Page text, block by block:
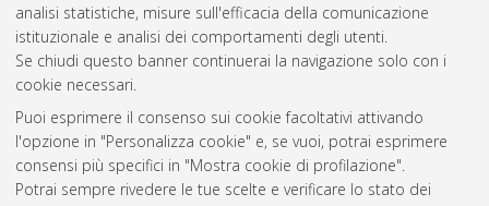
analisi statistiche, misure sull'efficacia della comunicazione
istituzionale e analisi dei comportamenti degli utenti.
Se chiudi questo banner continuerai la navigazione solo con i
cookie necessari.
Puoi esprimere il consenso sui cookie facoltativi attivando
l'opzione in "Personalizza cookie" e, se vuoi, potrai esprimere
consensi più specifici in "Mostra cookie di profilazione".
Potrai sempre rivedere le tue scelte e verificare lo stato dei
Questa lista e' stata generata ilFri Aug 7 20:44:14 2026 CEST
Atom
Rss 1.0
Rss 2.0